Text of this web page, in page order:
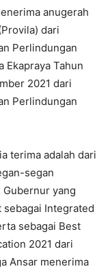
anugerah
dari
Perlindungan
Ekapraya Tahun
2021 dari
Perlindungan
terima adalah dari
segan
Gubernur yang
sebagai Integrated
sebagai Best
2021 dari
Ansar menerima